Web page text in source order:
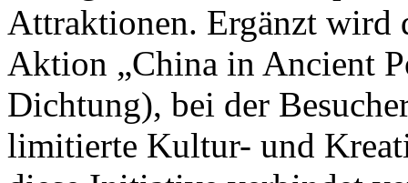
Attraktionen. Ergänzt wird
Aktion „China in Ancient
Dichtung), bei der
limitierte Kultur- und